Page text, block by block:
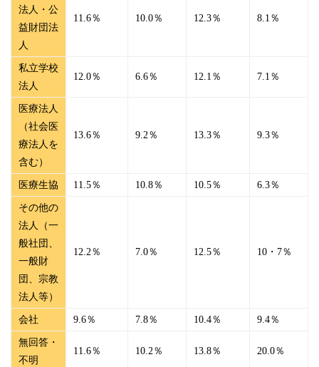
法人・公
益財団法
人
11.6％ 10.0％ 12.3％ 8.1％
私立学校
法人
12.0％ 6.6％ 12.1％ 7.1％
医療法人
（社会医
療法人を
含む）
13.6％ 9.2％ 13.3％ 9.3％
医療生協 11.5％ 10.8％ 10.5％ 6.3％
その他の
法人（一
般社団、
一般財
団、宗教
法人等）
12.2％ 7.0％ 12.5％ 10・7％
会社 9.6％ 7.8％ 10.4％ 9.4％
無回答・
不明
11.6％ 10.2％ 13.8％ 20.0％